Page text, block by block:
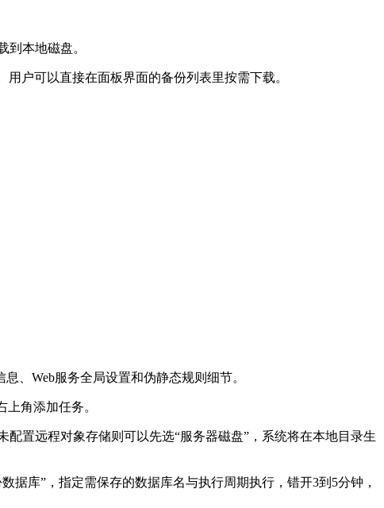
到本地磁盘。
用户可以直接在面板界面的备份列表里按需下载。
息、 Web服务全局设置和伪静态规则细节。
角添加任务。
置远程对象存储则可以先选“服务器磁盘”，系统将在本地目录生
据库”，指定需保存的数据库名与执行周期执行，错开3到 5分钟，